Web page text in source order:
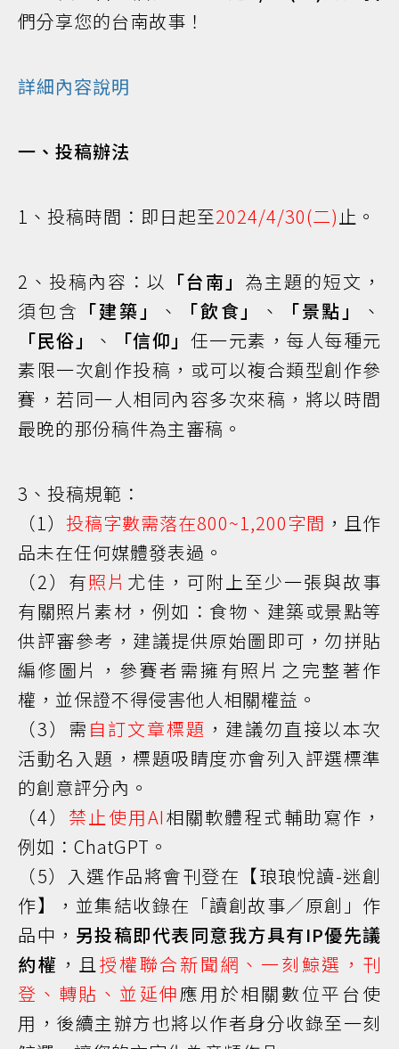
們分享您的台南故事！
詳細內容說明
一、投稿辦法
1、投稿時間：即日起至2024/4/30(二)止。
2、投稿內容：以 「台南」 為主題的短文，
須包含 「建築」 、 「飲食」 、 「景點」
、
「民俗」
、 「信仰」 任一元素，每人每種元
素限一次創作投稿，或可以複合類型創作參
賽，若同一人相同內容多次來稿，將以時間
最晚的那份稿件為主審稿。
3、投稿規範：
（1） 投稿字數需落在800~1,200字間 ，且作
品未在任何媒體發表過。
（2）有照片 尤佳，可附上至少一張與故事
有關照片素材，例如：食物、建築或景點等
供評審參考，建議提供原始圖即可，勿拼貼
編修圖片，參賽者需擁有照片之完整著作
權，並保證不得侵害他人相關權益。
（3）需 自訂文章標題 ，建議勿直接以本次
活動名入題，標題吸睛度亦會列入評選標準
的創意評分內。
（4） 禁止使用AI相關軟體程式輔助寫作，
例如：ChatGPT。
（5）入選作品將會刊登在【琅琅悅讀-迷創
作】，並集結收錄在「讀創故事／原創」作
品中， 另投稿即代表同意我方具有IP優先議
約權 ，且授權聯合新聞網、一刻鯨選，刊
登、轉貼、並延伸應用於相關數位平台使
用，後續主辦方也將以作者身分收錄至一刻